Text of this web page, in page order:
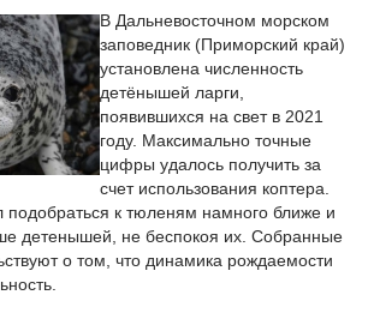
В Дальневосточном морском
заповедник (Приморский край)
установлена численность
детёнышей ларги,
появившихся на свет в 2021
году. Максимально точные
цифры удалось получить за
счет использования коптера.
подобраться к тюленям намного ближе и
детенышей, не беспокоя их. Собранные
о том, что динамика рождаемости